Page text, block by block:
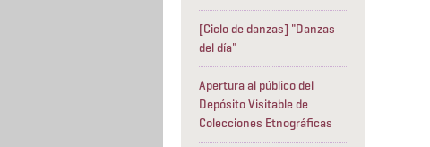
[Ciclo de danzas] "Danzas
del día"
Apertura al público del
Depósito Visitable de
Colecciones Etnográficas